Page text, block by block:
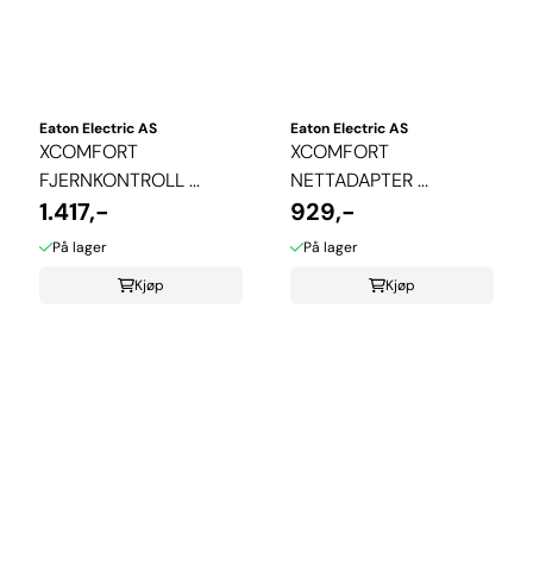
Eaton Electric AS
XCOMFORT
FJERNKONTROLL ...
1.417,-
På lager
Kjøp
Eaton Electric AS
XCOMFORT
NETTADAPTER ...
929,-
På lager
Kjøp